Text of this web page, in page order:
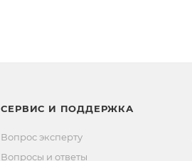
СЕРВИС И ПОДДЕРЖКА
Вопрос эксперту
Вопросы и ответы